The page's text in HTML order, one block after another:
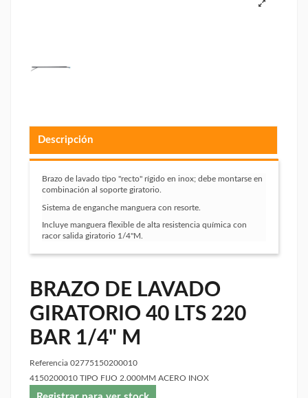
Descripción
Brazo de lavado tipo "recto" rígido en inox; debe montarse en
combinación al soporte giratorio.
Sistema de enganche manguera con resorte.
Incluye manguera flexible de alta resistencia química con
racor salida giratorio 1/4"M.
BRAZO DE LAVADO
GIRATORIO 40 LTS 220
BAR 1/4" M
Referencia 02775150200010
4150200010 TIPO FIJO 2.000MM ACERO INOX